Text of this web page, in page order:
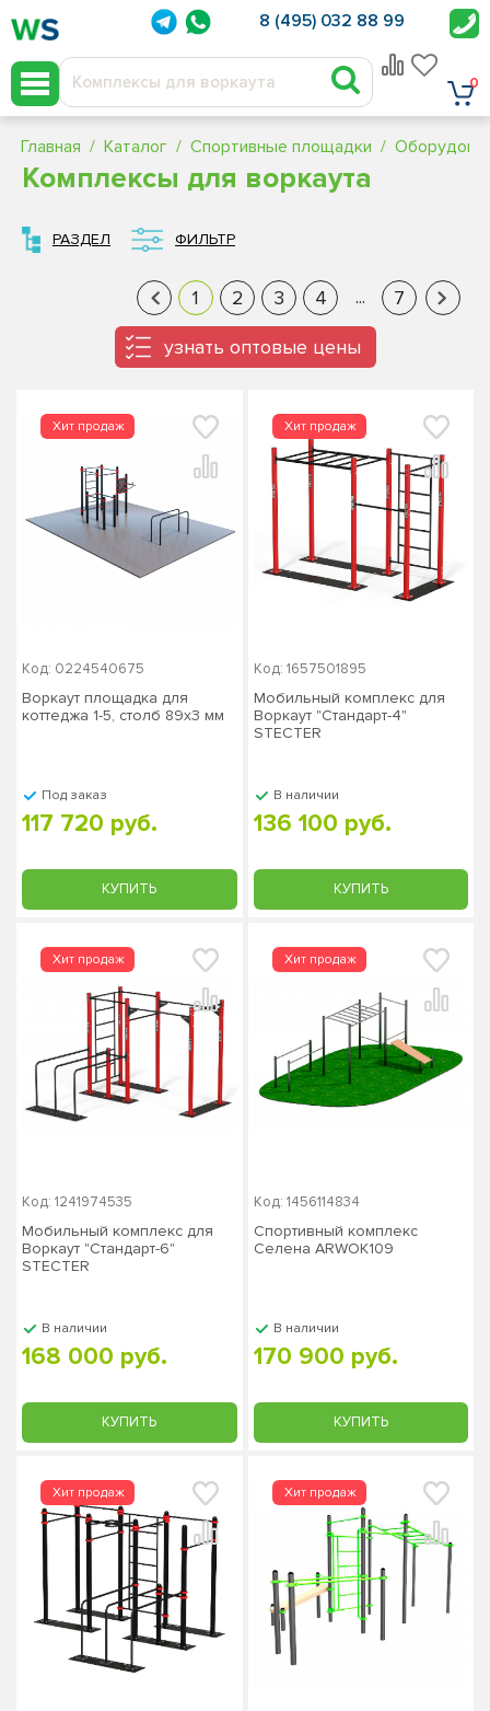
8 (495) 032 88 99
0
Главная Каталог Спортивные площадки
Комплексы для воркаута
РАЗДЕЛ ФИЛЬТР
‹ 1 2 3 4 ... 7 ›
узнать оптовые цены
Код: 0224540675
Воркаут площадка для
коттеджа 1-5, столб 89х3 мм
Под заказ
117 720 руб.
КУПИТЬ
Код: 1657501895
Мобильный комплекс для
Воркаут "Стандарт-4"
STECTER
В наличии
136 100 руб.
КУПИТЬ
Код: 1241974535
Мобильный комплекс для
Воркаут "Стандарт-6"
STECTER
В наличии
168 000 руб.
КУПИТЬ
Код: 1456114834
Спортивный комплекс
Селена ARWOK109
В наличии
170 900 руб.
КУПИТЬ